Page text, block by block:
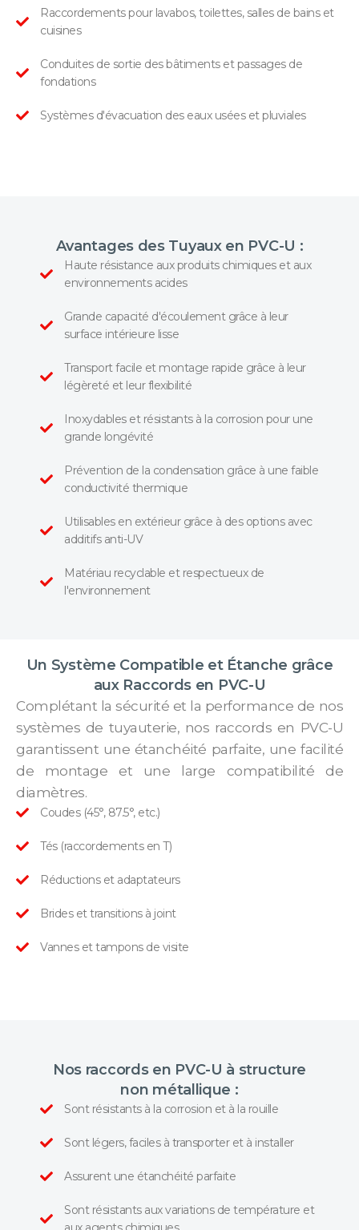
Raccordements pour lavabos, toilettes, salles de bains et
cuisines
Conduites de sortie des bâtiments et passages de
fondations
Systèmes d'évacuation des eaux usées et pluviales
Avantages des Tuyaux en PVC-U :
Haute résistance aux produits chimiques et aux
environnements acides
Grande capacité d'écoulement grâce à leur
surface intérieure lisse
Transport facile et montage rapide grâce à leur
légèreté et leur flexibilité
Inoxydables et résistants à la corrosion pour une
grande longévité
Prévention de la condensation grâce à une faible
conductivité thermique
Utilisables en extérieur grâce à des options avec
additifs anti-UV
Matériau recyclable et respectueux de
l'environnement
Un Système Compatible et Étanche grâce
aux Raccords en PVC-U
Complétant la sécurité et la performance de nos
systèmes de tuyauterie, nos raccords en PVC-U
garantissent une étanchéité parfaite, une facilité
de montage et une large compatibilité de
diamètres.
Coudes (45°, 87.5°, etc.)
Tés (raccordements en T)
Réductions et adaptateurs
Brides et transitions à joint
Vannes et tampons de visite
Nos raccords en PVC-U à structure
non métallique :
Sont résistants à la corrosion et à la rouille
Sont légers, faciles à transporter et à installer
Assurent une étanchéité parfaite
Sont résistants aux variations de température et